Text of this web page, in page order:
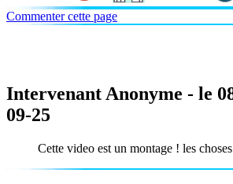
Commenter cette page
Intervenant Anonyme - le
09-25
Cette video est un montage ! les